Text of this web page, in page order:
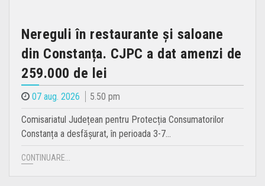
Nereguli în restaurante și saloane
din Constanța. CJPC a dat amenzi de
259.000 de lei
07 aug. 2026 5.50 pm
Comisariatul Județean pentru Protecția Consumatorilor
Constanța a desfășurat, în perioada 3-7…
CONTINUARE...